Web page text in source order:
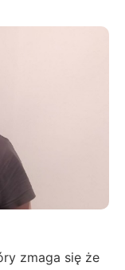
zmaga się że